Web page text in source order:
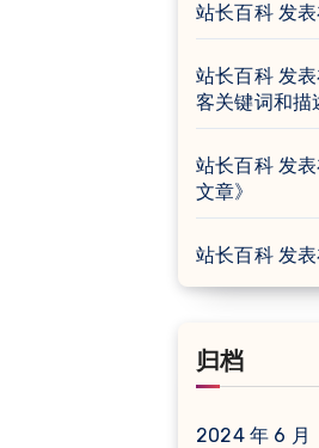
站长百科发表
站长百科发表
客关键词和描
站长百科发表
文章》
站长百科发表
归档
2024 年 6 月